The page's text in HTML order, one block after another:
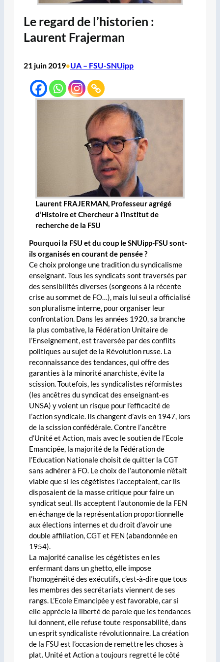
Le regard de l’historien :
Laurent Frajerman
21 juin 2019•UA – FSU-SNUipp
Laurent FRAJERMAN, Professeur agrégé
d’Histoire et Chercheur à l’institut de
recherche de la FSU
Pourquoi la FSU et du coup le SNUipp-FSU sont-
ils organisés en courant de pensée ?
Ce choix prolonge une tradition du syndicalisme
enseignant. Tous les syndicats sont traversés par
des sensibilités diverses (songeons à la récente
crise au sommet de FO…), mais lui seul a officialisé
son pluralisme interne, pour organiser leur
confrontation. Dans les années 1920, sa branche
la plus combative, la Fédération Unitaire de
l’Enseignement, est traversée par des conflits
politiques au sujet de la Révolution russe. La
reconnaissance des tendances, qui offre des
garanties à la minorité anarchiste, évite la
scission. Toutefois, les syndicalistes réformistes
(les ancêtres du syndicat des enseignant-es
UNSA) y voient un risque pour l’efficacité de
l’action syndicale. Ils changent d’avis en 1947, lors
de la scission confédérale. Contre l’ancêtre
d’Unité et Action, mais avec le soutien de l’Ecole
Emancipée, la majorité de la Fédération de
l’Education Nationale choisit de quitter la CGT
sans adhérer à FO. Le choix de l’autonomie n’était
viable que si les cégétistes l’acceptaient, car ils
disposaient de la masse critique pour faire un
syndicat seul. Ils acceptent l’autonomie de la FEN
en échange de la représentation proportionnelle
aux élections internes et du droit d’avoir une
double affiliation, CGT et FEN (abandonnée en
1954).
La majorité canalise les cégétistes en les
enfermant dans un ghetto, elle impose
l’homogénéité des exécutifs, c’est-à-dire que tous
les membres des secrétariats viennent de ses
rangs. L’Ecole Emancipée y est favorable, car si
elle apprécie la liberté de parole que les tendances
lui donnent, elle refuse toute responsabilité, dans
un esprit syndicaliste révolutionnaire. La création
de la FSU est l’occasion de remettre les choses à
plat. Unité et Action a toujours regretté le côté